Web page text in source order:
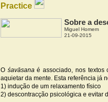
Practice
Sobre a
Miguel Homem
21-09-2015
O śavāsanaé associado, nos textos
aquietar da mente. Esta referência já
1) indução de um relaxamento físico
2) descontracção psicológica e evitar